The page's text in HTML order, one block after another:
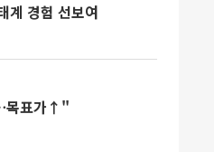
계 경험 선보여
목표가↑"